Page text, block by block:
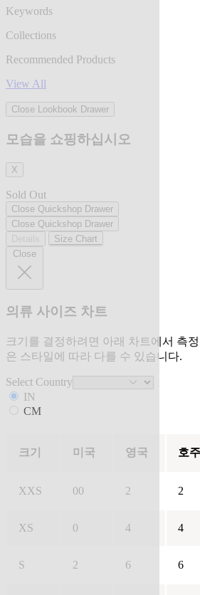
Keywords
Collections
Recommended Products
View All
Close Lookbook Drawer
모습을 쇼핑하십시오
X
Sold Out
Close Quickshop Drawer
Close Quickshop Drawer
Size Chart
Close
의류 사이즈 차트
크기를 결정하려면 아래 차트에서 측
은 스타일에 따라 다를 수 있습니다.
Select Country
IN
CM
크기 미국 영국 호주
XXS 00 2 2
XS 0 4 4
S 2 6 6